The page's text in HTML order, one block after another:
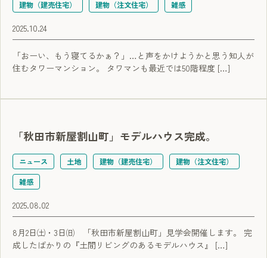
建物（建売住宅） 建物（注文住宅） 雑感
2025.10.24
「おーい、もう寝てるかぁ？」…と声をかけようかと思う知人が
住むタワーマンション。 タワマンも最近では50階程度 […]
「秋田市新屋割山町」モデルハウス完成。
ニュース 土地 建物（建売住宅）
建物（注文住宅）
雑感
2025.08.02
8月2日㈯・3日㈰ 「秋田市新屋割山町」見学会開催します。 完
成したばかりの『土間リビングのあるモデルハウス』 […]